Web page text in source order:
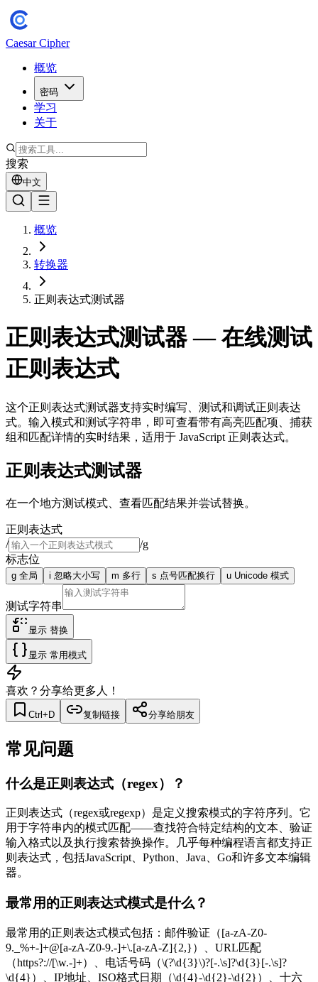
Caesar Cipher
概览
密码
学习
关于
搜索
中文
概览
转换器
正则表达式测试器
正则表达式测试器 — 在线测试
正则表达式
这个正则表达式测试器支持实时编写、测试和调试正则表达
式。输入模式和测试字符串，即可查看带有高亮匹配项、捕获
组和匹配详情的实时结果，适用于 JavaScript 正则表达式。
正则表达式测试器
在一个地方测试模式、查看匹配结果并尝试替换。
正则表达式
/
/g
标志位
g 全局 i 忽略大小写 m 多行 s 点号匹配换行 u Unicode 模式
测试字符串
显示 替换
显示 常用模式
喜欢？分享给更多人！
Ctrl+D 复制链接 分享给朋友
常见问题
什么是正则表达式（regex）？
正则表达式（regex或regexp）是定义搜索模式的字符序列。它
用于字符串内的模式匹配——查找符合特定结构的文本、验证
输入格式以及执行搜索替换操作。几乎每种编程语言都支持正
则表达式，包括JavaScript、Python、Java、Go和许多文本编辑
器。
最常用的正则表达式模式是什么？
最常用的正则表达式模式包括：邮件验证（[a-zA-Z0-
9._%+-]+@[a-zA-Z0-9.-]+\.[a-zA-Z]{2,}）、URL匹配
（https?://[\w.-]+）、电话号码（\(?\d{3}\)?[-.\s]?\d{3}[-.\s]?
\d{4}）、IP地址、ISO格式日期（\d{4}-\d{2}-\d{2}）、十六